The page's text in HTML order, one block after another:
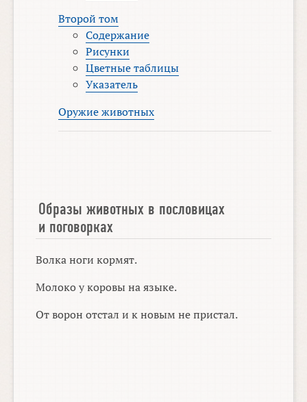
Второй том
Содержание
Рисунки
Цветные таблицы
Указатель
Оружие животных
Образы животных в пословицах
и поговорках
Волка ноги кормят.
Молоко у коровы на языке.
От ворон отстал и к новым не пристал.